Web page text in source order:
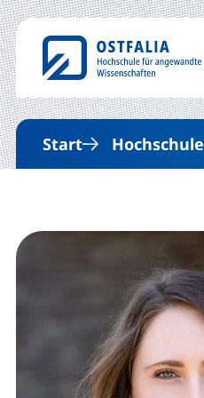
Start Hochschule